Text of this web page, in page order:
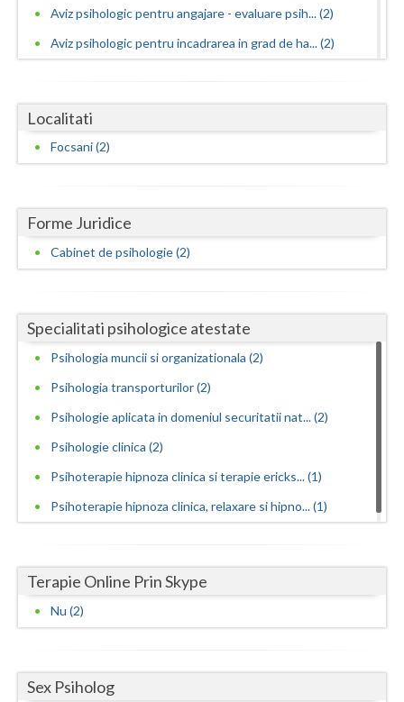
Sibiu
Suceava
Timis
Tulcea
Vaslui
Vrancea
Aviz psihologic pentru angajare - evaluare psih... (2)
Aviz psihologic pentru incadrarea in grad de ha... (2)
Aviz psihologic pentru mentinerea in functie - ... (2)
Aviz psihologic pentru obtinere permis portarma... (2)
Aviz psihologic pentru obtinerea permisului de ... (2)
Aviz psihologic pentru ocuparea postului de ins... (2)
Aviz psihologic pentru scoala - evaluare psihol... (2)
Aviz psihologic solicitat de instanta - evaluar... (2)
Avize psihologice necesare la angajare si menti... (2)
(1)
(2)
Consiliere psihologica pentru persoanele care s... (2)
Consiliere psihologica privind orientarea in ca... (2)
Consiliere psihologica vocationala (1)
Localitati
Focsani (2)
Forme Juridice
Cabinet de psihologie (2)
Specialitati psihologice atestate
Psihologia muncii si organizationala (2)
Psihologia transporturilor (2)
Psihologie aplicata in domeniul securitatii nat... (2)
Psihologie clinica (2)
Psihoterapie hipnoza clinica si terapie ericks... (1)
Psihoterapie hipnoza clinica, relaxare si hipno... (1)
Terapie Online Prin Skype
Nu (2)
Sex Psiholog